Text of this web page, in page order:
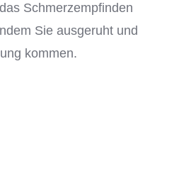
Schmerzempfinden
Sie ausgeruht und
kommen.